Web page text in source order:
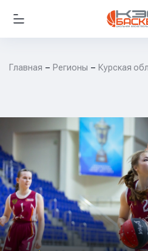
Главная Регионы Курская